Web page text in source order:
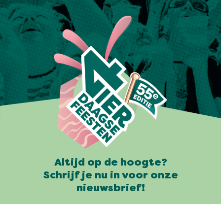
Altijd op de hoogte?
Schrijf je nu in voor onze
nieuwsbrief!